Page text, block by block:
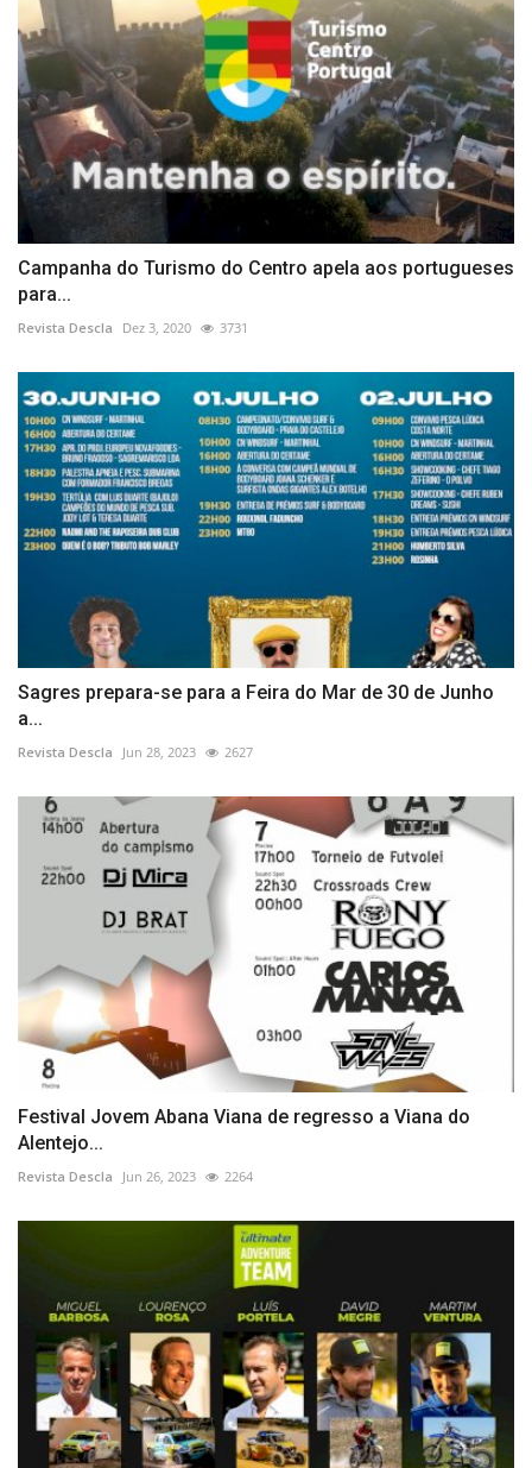
Campanha do Turismo do Centro apela aos portugueses
para...
Revista Descla Dez 3, 2020 3731
Sagres prepara-se para a Feira do Mar de 30 de Junho
a...
Revista Descla Jun 28, 2023 2627
Festival Jovem Abana Viana de regresso a Viana do
Alentejo...
Revista Descla Jun 26, 2023 2264